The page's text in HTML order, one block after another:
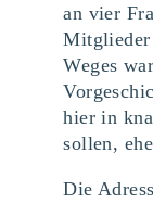
an vier
Mitglieder
Weges
hier in
sollen,
Die